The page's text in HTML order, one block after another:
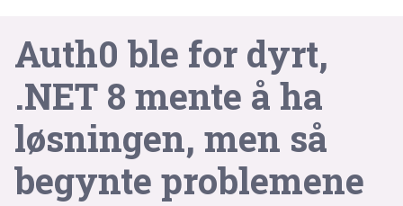
Auth0 ble for dyrt,
.NET 8 mente å ha
løsningen, men så
begynte problemene
lys modus
mørk modus
nyhetsbrev
kode24-klubben
LinkedIn